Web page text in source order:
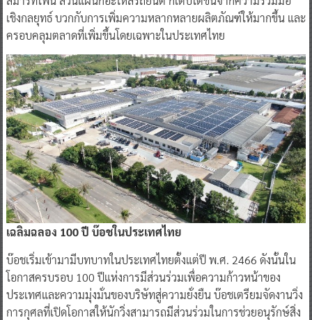
เชิงกลยุทธ์ บวกกับการเพิ่มความหลากหลายผลิตภัณฑ์ให้มากขึ้น และ
ครอบคลุมตลาดที่เพิ่มขึ้นโดยเฉพาะในประเทศไทย
เฉลิมฉลอง 100 ปี บ๊อชในประเทศไทย
บ๊อชเริ่มเข้ามามีบทบาทในประเทศไทยตั้งแต่ปี พ.ศ. 2466 ดังนั้นใน
โอกาสครบรอบ 100 ปีแห่งการมีส่วนร่วมเพื่อความก้าวหน้าของ
ประเทศและความมุ่งมั่นของบริษัทสู่ความยั่งยืน บ๊อชเตรียมจัดงานวิ่ง
การกุศลที่เปิดโอกาสให้นักวิ่งสามารถมีส่วนร่วมในการช่วยอนุรักษ์สิ่ง